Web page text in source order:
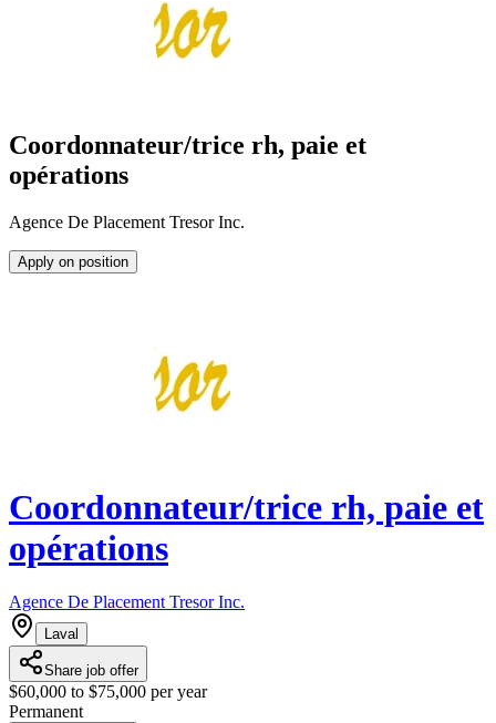
Coordonnateur/trice rh, paie et
opérations
Agence De Placement Tresor Inc.
Apply on position
Coordonnateur/trice rh, paie et
opérations
Agence De Placement Tresor Inc.
Laval
Share job offer
$60,000 to $75,000 per year
Permanent